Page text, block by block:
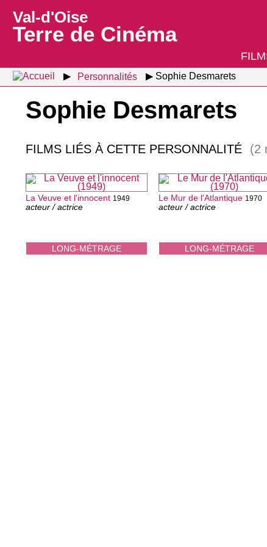
Val-d'Oise
Terre de Cinéma
Personnalités Sophie Desmarets
Sophie Desmarets
FILMS LIÉS À CETTE PERSONNALITÉ (2
LONG-MÉTRAGE
La Veuve et l'innocent 1949
acteur / actrice
LONG-MÉTRAGE
Le Mur de l'Atlantique 1970
acteur / actrice